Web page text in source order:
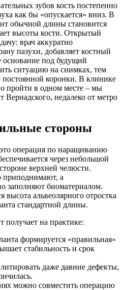
зубов кость постепенно
как бы «опускается» вниз. В
обычной длины становится
высоты кости. Открытый
врач аккуратно
пазухи, добавляет костный
основание под будущий
ситуацию на снимках, тем
коронки. В клинике
пройти в одном месте – мы
Вернадского, недалеко от метро
стороны
операция по наращиванию
через небольшой
верхней челюсти.
приподнимают, а
заполняют биоматериалом.
высота альвеолярного отростка
стандартной длины.
получает на практике:
формируется «правильная»
стабильность и срок
даже давние дефекты,
можно совместить операцию